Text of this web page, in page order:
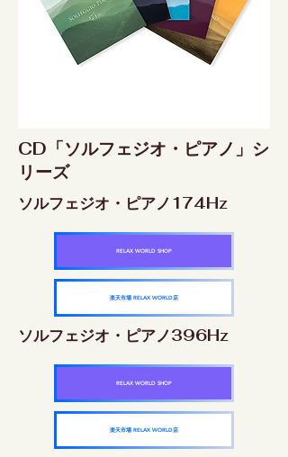
CD「ソルフェジオ・ピアノ」シ
リーズ
ソルフェジオ・ピアノ174Hz
RELAX WORLD SHOP
楽天市場 RELAX WORLD店
ソルフェジオ・ピアノ396Hz
RELAX WORLD SHOP
楽天市場 RELAX WORLD店